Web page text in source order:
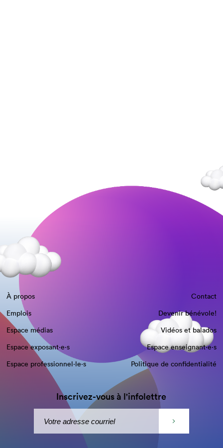
À propos
Contact
Emplois
Devenir bénévole!
Espace médias
Vidéos et balados
Espace exposant·e⋅s
Espace enseignant·e⋅s
Espace professionnel·le⋅s
Politique de confidentialité
Inscrivez-vous à l'infolettre